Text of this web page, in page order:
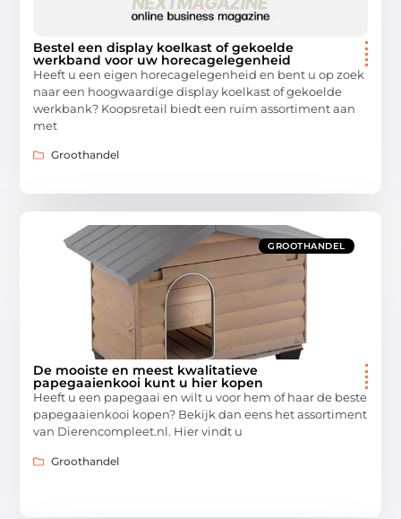
Bestel een display koelkast of gekoelde
werkband voor uw horecagelegenheid
Heeft u een eigen horecagelegenheid en bent u op zoek
naar een hoogwaardige display koelkast of gekoelde
werkbank? Koopsretail biedt een ruim assortiment aan
met
Groothandel
GROOTHANDEL
De mooiste en meest kwalitatieve
papegaaienkooi kunt u hier kopen
Heeft u een papegaai en wilt u voor hem of haar de beste
papegaaienkooi kopen? Bekijk dan eens het assortiment
van Dierencompleet.nl. Hier vindt u
Groothandel